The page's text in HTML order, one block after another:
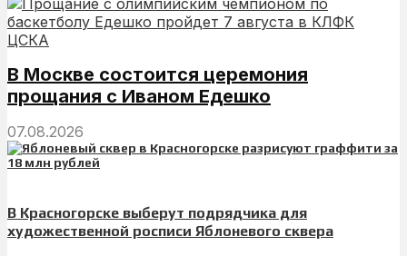
В Москве состоится церемония
прощания с Иваном Едешко
07.08.2026
В Красногорске выберут подрядчика для
художественной росписи Яблоневого сквера